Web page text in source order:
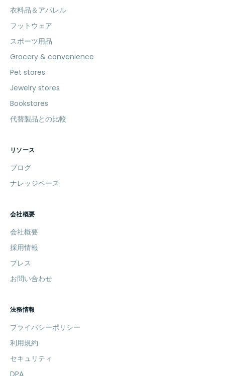
衣料品＆アパレル
フットウェア
スポーツ用品
Grocery & convenience
Pet stores
Jewelry stores
Bookstores
代替製品との比較
リソース
ブログ
ナレッジベース
会社概要
会社概要
採用情報
プレス
お問い合わせ
法務情報
プライバシーポリシー
利用規約
セキュリティ
DPA